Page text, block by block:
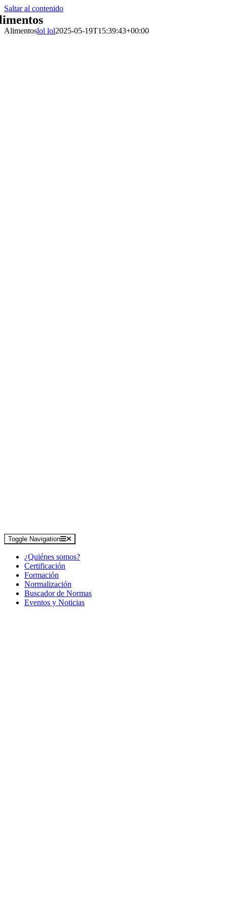
Saltar al contenido
Toggle Navigation
¿Quiénes somos?
Certificación
Formación
Normalización
Buscador de Normas
Eventos y Noticias
Alimentoslol lol2025-05-19T15:39:43+00:00